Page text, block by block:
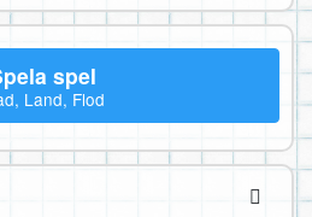
spel
Land, Flod